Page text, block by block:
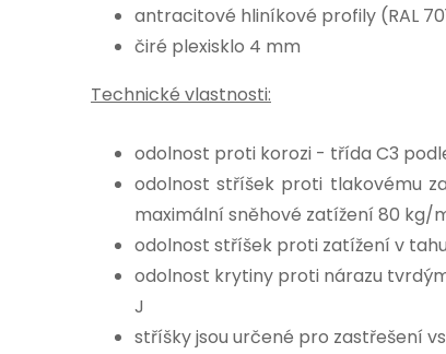
antracitové hliníkové profily (RAL
čiré plexisklo 4 mm
Technické vlastnosti:
odolnost proti korozi - třída C3
odolnost stříšek proti tlakovému
maximální sněhové zatížení 80 kg/
odolnost stříšek proti zatížení v
odolnost krytiny proti nárazu
J
stříšky jsou určené pro zastřešení